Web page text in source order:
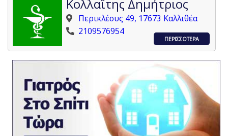
Κολλαΐτης Δημήτριος
Περικλέους 49, 17673 Καλλιθέα
2109576954
ΠΕΡΙΣΣΟΤΕΡΑ